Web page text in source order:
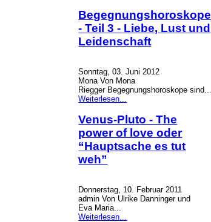
Begegnungshoroskope
- Teil 3 - Liebe, Lust und
Leidenschaft
Sonntag, 03. Juni 2012
Mona Von Mona
Riegger Begegnungshoroskope sind...
Weiterlesen...
Venus-Pluto - The
power of love oder
“Hauptsache es tut
weh”
Donnerstag, 10. Februar 2011
admin Von Ulrike Danninger und
Eva Maria...
Weiterlesen...